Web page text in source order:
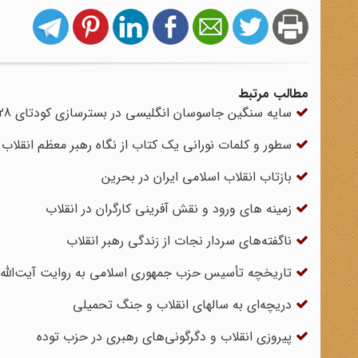
مطالب مرتبط
سایه سنگین جاسوسان انگلیسی در بسترسازی کودتای 28 مرداد
سطور و کلمات نورانی یک کتاب از نگاه رهبر معظم انقلاب
بازتاب انقلاب اسلامی ایران در بحرین
زمینه های ورود و نقش آفرینی کارگران در انقلاب
ناگفته‌های سردار نجات از زندگی رهبر انقلاب
تاریخچه تأسیس حزب جمهوری اسلامی به روایت
دریچه‌ای به سالهای انقلاب و جنگ تحمیلی
پیروزی انقلاب و دگرگونی‌های رهبری در حزب توده